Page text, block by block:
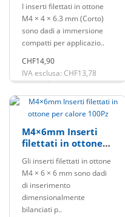
I inserti filettati in ottone
M4 × 4 × 6.3 mm (Corto)
sono dadi a immersione
compatti per applicazio..
CHF14,90
IVA esclusa: CHF13,78
M4×6mm Inserti
filettati in ottone
Gli inserti filettati in ottone
M4 × 6 × 6 mm sono dadi
di inserimento
dimensionalmente
bilanciati p..